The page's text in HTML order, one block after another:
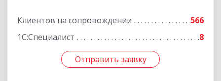
Клиентов на сопровождении
566
1С:Специалист
8
Отправить заявку
Отправить заявку